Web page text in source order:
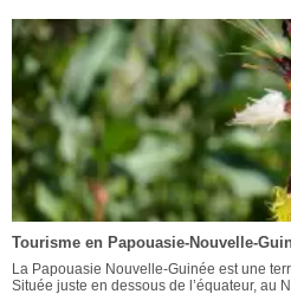
Tourisme en Papouasie-Nouvelle-
La Papouasie Nouvelle-Guinée est une
Située juste en dessous de l’équateur, au